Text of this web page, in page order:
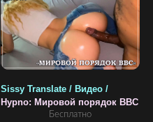
Sissy Translate / Видео /
Hypno: Мировой порядок BBC
Бесплатно